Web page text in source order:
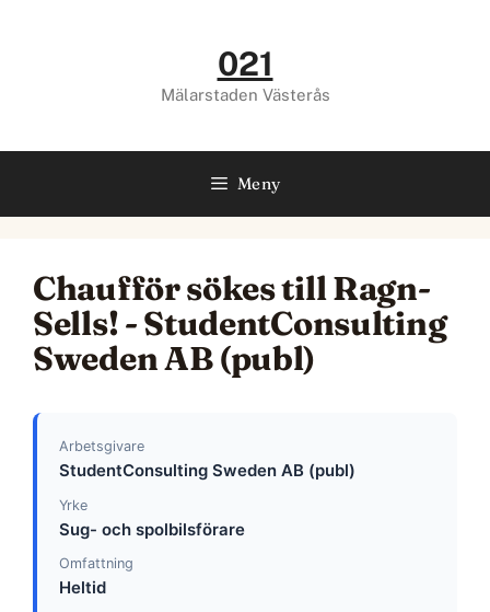
021
Mälarstaden Västerås
Meny
Chaufför sökes till Ragn-
Sells! - StudentConsulting
Sweden AB (publ)
Arbetsgivare
StudentConsulting Sweden AB (publ)
Yrke
Sug- och spolbilsförare
Omfattning
Heltid